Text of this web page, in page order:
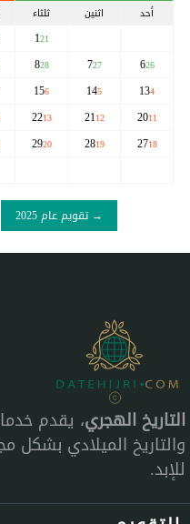
أحد اثنين ثلثاء
121
626
727
828
134
145
156
2011
2112
2213
2718
2819
2920
→ تقويم عام 2025
التاريخ الهجري، يقدم
والتاريخ الميلادي
للإبد.